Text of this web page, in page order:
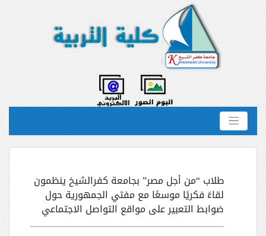
طلاب “من أجل مصر” بجامعة كفرالشيخ ينظمون
لقاءً فكريًا موسعًا مع مفتي الجمهورية حول
ضوابط التعبير على مواقع التواصل الاجتماعي